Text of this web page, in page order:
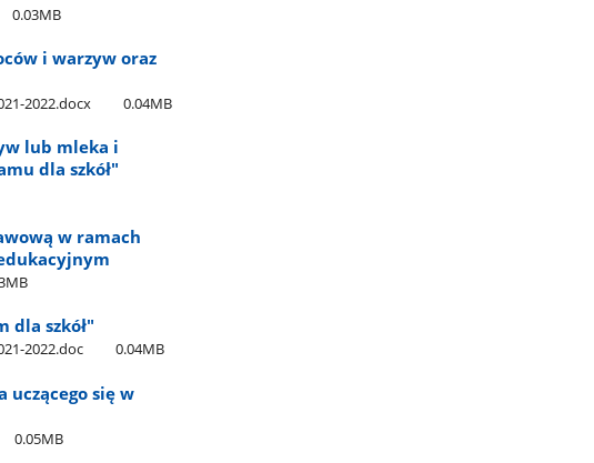
0.03MB
i warzyw oraz
2022.docx 0.04MB
lub mleka i
dla szkół"
w ramach
dla szkół"
2022.doc 0.04MB
uczącego się w
0.05MB